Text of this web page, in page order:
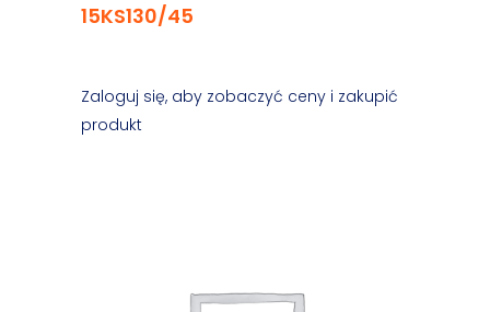
15KS130/45
Zaloguj się, aby zobaczyć ceny i zakupić
produkt